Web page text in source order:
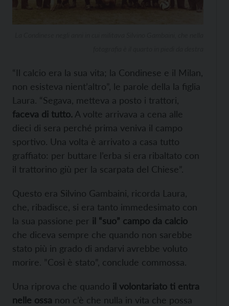
“Il calcio era la sua vita; la Condinese e il Milan,
non esisteva nient’altro”, le parole della la figlia
Laura. “Segava, metteva a posto i trattori,
faceva di tutto. A volte arrivava a cena alle
dieci di sera perché prima veniva il campo
sportivo. Una volta è arrivato a casa tutto
graffiato: per buttare l’erba si era ribaltato con
il trattorino giù per la scarpata del Chiese”.
Questo era Silvino Gambaini, ricorda Laura,
che, ribadisce, si era tanto immedesimato con
la sua passione per il “suo” campo da calcio
che diceva sempre che quando non sarebbe
stato più in grado di andarvi avrebbe voluto
morire. ”Così è stato”, conclude commossa.
Una riprova che quando il volontariato ti entra
nelle ossa non c’è che nulla in vita che possa